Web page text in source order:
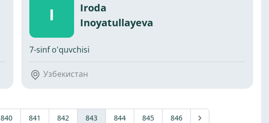
I
Iroda
Inoyatullayeva
7-sinf o'quvchisi
Узбекистан
840 841 842 843 844 845 846